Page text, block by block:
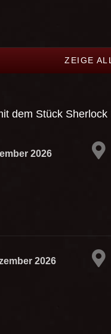
ZEIGE
dem Stück Sherlock
2026
2026